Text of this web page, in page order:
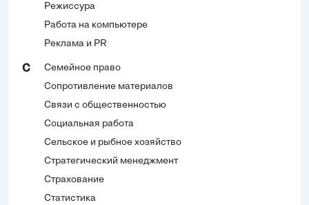
Режиссура
Работа на компьютере
Реклама и PR
С
Семейное право
Сопротивление материалов
Связи с общественностью
Социальная работа
Сельское и рыбное хозяйство
Стратегический менеджмент
Страхование
Статистика